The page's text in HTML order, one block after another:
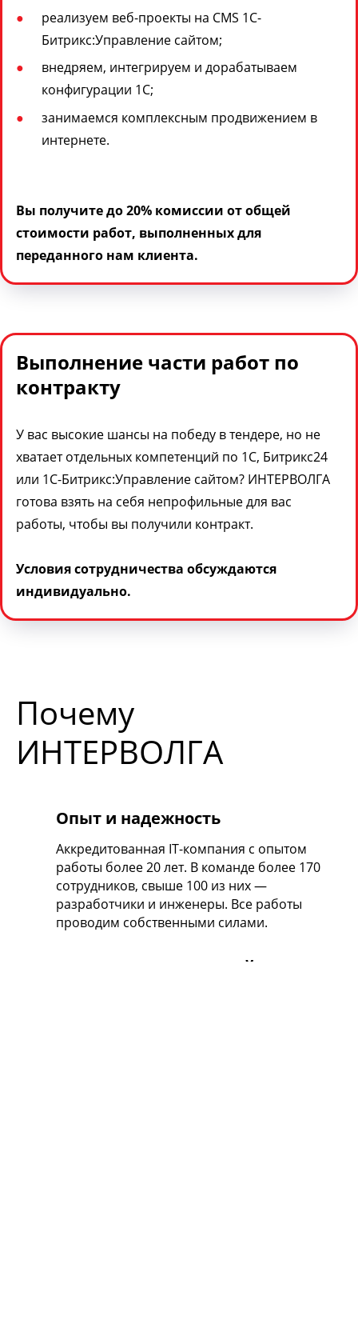
реализуем веб-проекты на CMS 1С-
Битрикс:Управление сайтом;
внедряем, интегрируем и дорабатываем
конфигурации 1С;
занимаемся комплексным продвижением в
интернете.
Вы получите до 20% комиссии от общей
стоимости работ, выполненных для
переданного нам клиента.
Выполнение части работ по
контракту
У вас высокие шансы на победу в тендере, но не
хватает отдельных компетенций по 1С, Битрикс24
или 1С-Битрикс:Управление сайтом? ИНТЕРВОЛГА
готова взять на себя непрофильные для вас
работы, чтобы вы получили контракт.
Условия сотрудничества обсуждаются
индивидуально.
Почему
ИНТЕРВОЛГА
Опыт и надежность
Аккредитованная IT-компания с опытом
работы более 20 лет. В команде более 170
сотрудников, свыше 100 из них —
разработчики и инженеры. Все работы
проводим собственными силами.
Прозрачное взаимодействие